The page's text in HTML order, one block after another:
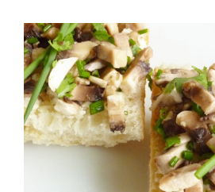
Montadito de